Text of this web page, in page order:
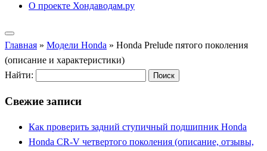
О проекте Хондаводам.ру
Главная » Модели Honda » Honda Prelude пятого поколения
(описание и характеристики)
Найти:
Свежие записи
Как проверить задний ступичный подшипник Honda
Honda CR-V четвертого поколения (описание, отзывы,